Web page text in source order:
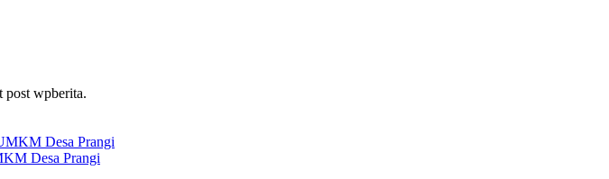
post wpberita.
Desa Prangi